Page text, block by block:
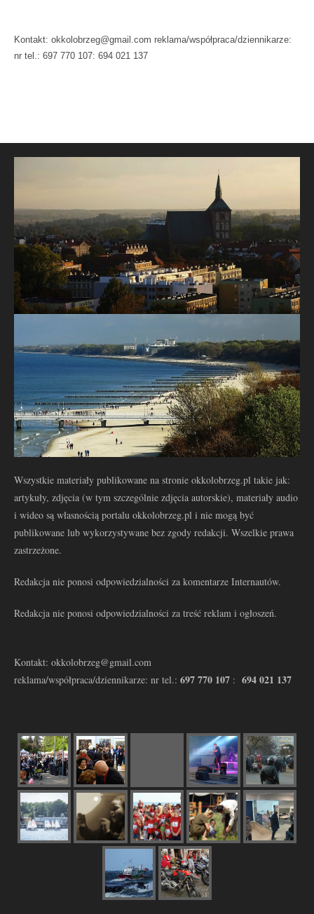
Kontakt: okkolobrzeg@gmail.com reklama/współpraca/dziennikarze:
nr tel.: 697 770 107: 694 021 137
Wszystkie materiały publikowane na stronie okkolobrzeg.pl takie jak:
artykuły, zdjęcia (w tym szczególnie zdjęcia autorskie), materiały audio
i wideo są własnością portalu okkolobrzeg.pl i nie mogą być
publikowane lub wykorzystywane bez zgody redakcji. Wszelkie prawa
zastrzeżone.
Redakcja nie ponosi odpowiedzialności za komentarze Internautów.
Redakcja nie ponosi odpowiedzialności za treść reklam i ogłoszeń.
Kontakt: okkolobrzeg@gmail.com
reklama/współpraca/dziennikarze: nr tel.: 697 770 107 : 694 021 137